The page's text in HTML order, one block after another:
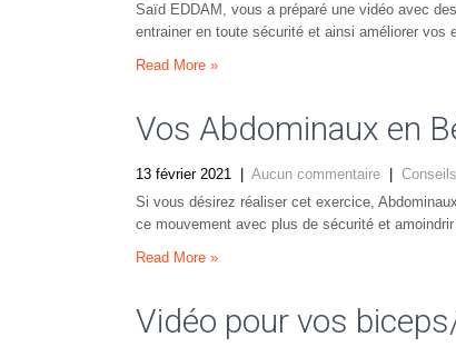
Saïd EDDAM, vous a préparé une vidéo avec
entrainer en toute sécurité et ainsi améliorer vos
Read More »
Vos Abdominaux en
13 février 2021 Aucun commentaire
Si vous désirez réaliser cet exercice,
ce mouvement avec plus de sécurité et
Read More »
Vidéo pour vos